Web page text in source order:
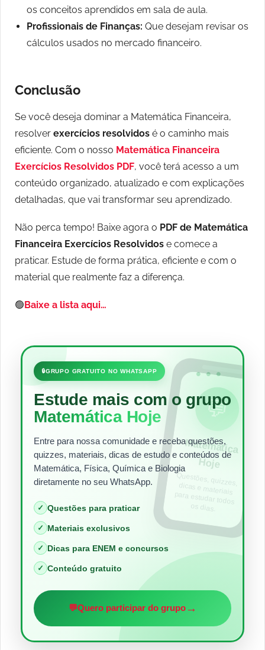
os conceitos aprendidos em sala de aula.
Profissionais de Finanças: Que desejam revisar os
cálculos usados no mercado financeiro.
Conclusão
Se você deseja dominar a Matemática Financeira,
resolver exercícios resolvidos é o caminho mais
eficiente. Com o nosso Matemática Financeira
Exercícios Resolvidos PDF, você terá acesso a um
conteúdo organizado, atualizado e com explicações
detalhadas, que vai transformar seu aprendizado.
Não perca tempo! Baixe agora o PDF de Matemática
Financeira Exercícios Resolvidos e comece a
praticar. Estude de forma prática, eficiente e com o
material que realmente faz a diferença.
🟢Baixe a lista aqui…
•••
🔒GRUPO GRATUITO NO WHATSAPP
Estude mais com o grupo
Matemática Hoje
Entre para nossa comunidade e receba questões,
quizzes, materiais, dicas de estudo e conteúdos de
Matemática, Física, Química e Biologia
diretamente no seu WhatsApp.
✓ Questões para praticar
✓ Materiais exclusivos
✓ Dicas para ENEM e concursos
✓ Conteúdo gratuito
💬Quero participar do grupo→
💬
Matem
ática
Hoje
Questões, quizzes,
dicas e materiais
para estudar todos
os dias.